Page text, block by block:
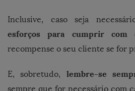
Inclusive, caso seja
esforços para cumprir com
recompense o seu cliente se for
E, sobretudo, lembre-se
sempre que for necessário com